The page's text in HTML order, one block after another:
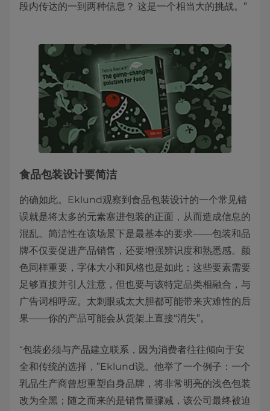
段内传达的一到两种信息？ 这是一个相当大的挑战。”
食品包装设计要简洁
的确如此。Eklund观察到食品包装设计的一个常见错
误就是将太多的元素塞进包装的正面，从而造成信息的
混乱。简洁性在该场景下是最基本的要求——包装和品
牌不仅要促进产品销售，还要增强辨识度和熟悉感。颜
色同样重要，字体大小和风格也是如此；这些要素需要
足够直接并引人注意，但也要与该特定品类相融合，与
广告词相呼应。太刺眼或太大胆都可能带来灾难性的后
果——你的产品可能会从货架上直接“消失”。
“包装必须与产品建立联系，因为消费者往往倾向于安
全和传统的选择，”Eklund说。他举了一个例子：一个
乳品生产商曾想重塑自身品牌，将非常明亮的浅色包装
改为全黑；随之而来的是销售量骤减，该公司最终被迫